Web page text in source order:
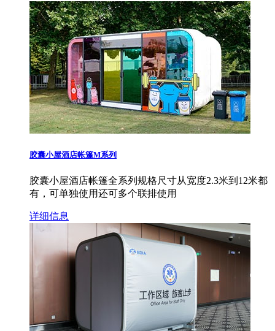
胶囊小屋酒店帐篷M系列
胶囊小屋酒店帐篷全系列规格尺寸从宽度2.3米到12米都
有，可单独使用还可多个联排使用
详细信息